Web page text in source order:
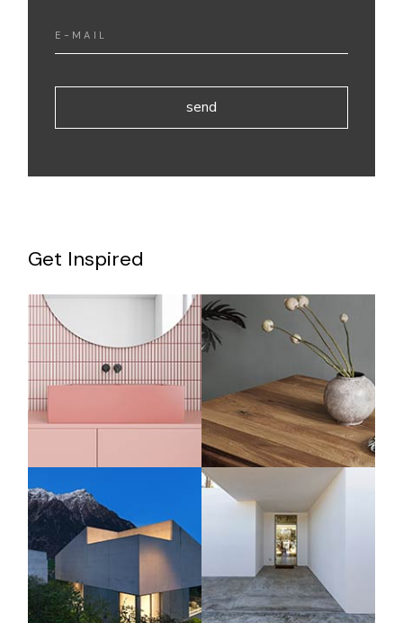
send
Get Inspired